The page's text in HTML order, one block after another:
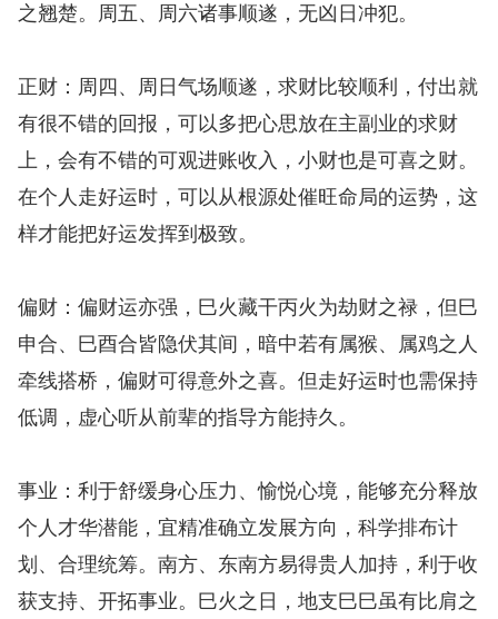
之翘楚。周五、周六诸事顺遂，无凶日冲犯。
正财：周四、周日气场顺遂，求财比较顺利，付出就
有很不错的回报，可以多把心思放在主副业的求财
上，会有不错的可观进账收入，小财也是可喜之财。
在个人走好运时，可以从根源处催旺命局的运势，这
样才能把好运发挥到极致。
偏财：偏财运亦强，巳火藏干丙火为劫财之禄，但巳
申合、巳酉合皆隐伏其间，暗中若有属猴、属鸡之人
牵线搭桥，偏财可得意外之喜。但走好运时也需保持
低调，虚心听从前辈的指导方能持久。
事业：利于舒缓身心压力、愉悦心境，能够充分释放
个人才华潜能，宜精准确立发展方向，科学排布计
划、合理统筹。南方、东南方易得贵人加持，利于收
获支持、开拓事业。巳火之日，地支巳巳虽有比肩之